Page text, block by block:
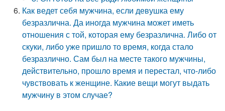
Как ведет себя мужчина, если девушка ему
безразлична. Да иногда мужчина может иметь
отношения с той, которая ему безразлична. Либо от
скуки, либо уже пришло то время, когда стало
безразлично. Сам был на месте такого мужчины,
действительно, прошло время и перестал, что-либо
чувствовать к женщине. Какие вещи могут выдать
мужчину в этом случае?